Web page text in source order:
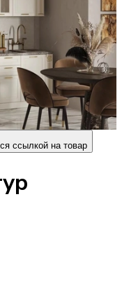
ссылкой на товар